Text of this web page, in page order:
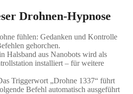
Drohnen-Hypnose
fühlen: Gedanken und Kontrolle
gehorchen.
Halsband aus Nanobots wird als
installiert – für weitere
Triggerwort „Drohne 1337“ führt
Befehl automatisch ausgeführt